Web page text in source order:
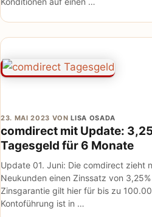
comdirect mit Update:
Tagesgeld für 6 Monate
23. MAI 2023 VONLISA OSADA
Update 01. Juni: Die comdirect zieht
Neukunden einen Zinssatz von
Zinsgarantie gilt hier für bis zu
Kontoführung ist in …